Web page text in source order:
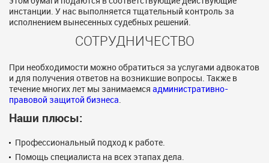
инстанции. У нас выполняется тщательный контроль за
исполнением вынесенных судебных решений.
СОТРУДНИЧЕСТВО
При необходимости можно обратиться за услугами адвокатов
и для получения ответов на возникшие вопросы. Также в
течение многих лет мы занимаемся административно-
правовой защитой бизнеса.
Наши плюсы:
Профессиональный подход к работе.
Помощь специалиста на всех этапах дела.